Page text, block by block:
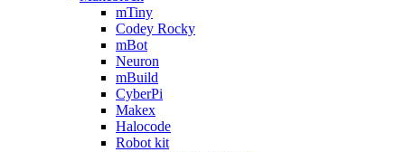
mTiny
Codey Rocky
mBot
Neuron
mBuild
CyberPi
Makex
Halocode
Robot kit